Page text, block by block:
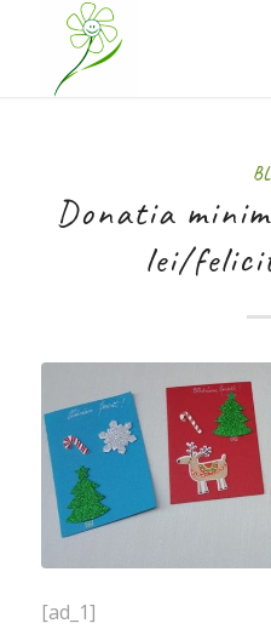
Donatia
lei/
[ad_1]